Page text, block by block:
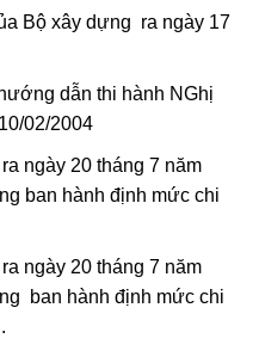
Bộ xây dựng ra ngày 17
dẫn thi hành NGhị
02/2004
ngày 20 tháng 7 năm
ban hành định mức chi
ngày 20 tháng 7 năm
ban hành định mức chi